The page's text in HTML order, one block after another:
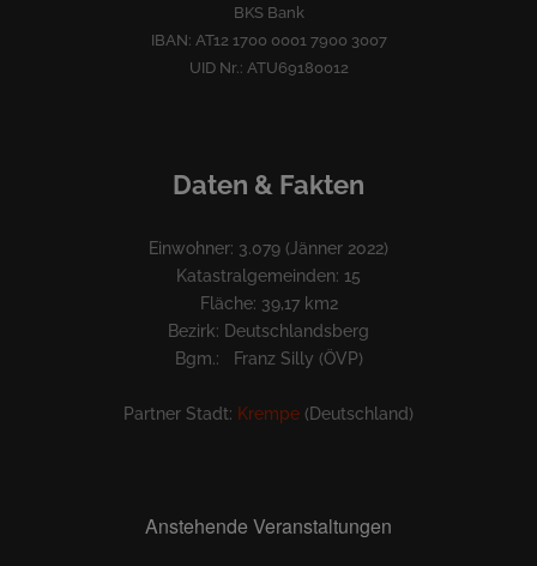
BKS Bank
IBAN: AT12 1700 0001 7900 3007
UID Nr.: ATU69180012
Daten & Fakten
Einwohner: 3.079 (Jänner 2022)
Katastralgemeinden: 15
Fläche: 39,17 km2
Bezirk: Deutschlandsberg
Bgm.: Franz Silly (ÖVP)
Partner Stadt: Krempe (Deutschland)
Anstehende Veranstaltungen